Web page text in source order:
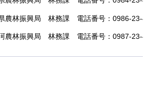
農林振興局 林務課 電話番号：0986-23-
農林振興局 林務課 電話番号：0987-23-